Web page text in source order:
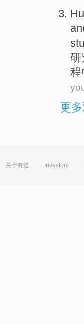
研
程
更
关于有道 Investors